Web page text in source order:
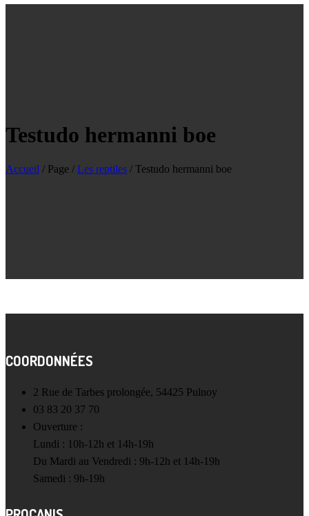
Testudo hermanni boe
Accueil / Page / Les reptiles / Testudo hermanni boe
COORDONNÉES
2 Rue de Tarbes prolongée, 54425 Pulnoy
03 83 20 37 70
Ouverture :
Lundi : 10h-12h et 14h-19h
Du Mardi au Vendredi : 9h-12h et 14h-19h
Samedi : 9h-19h